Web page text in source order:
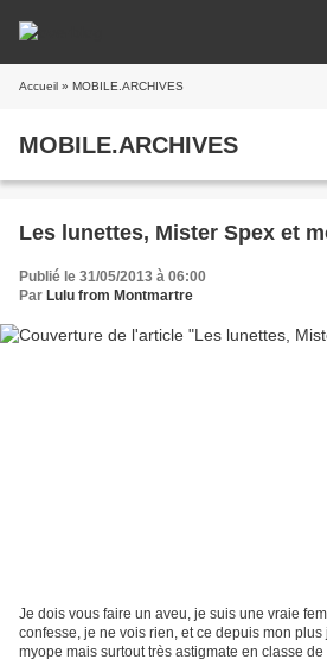
Accueil » MOBILE.ARCHIVES
MOBILE.ARCHIVES
Les lunettes, Mister Spex et
Publié le 31/05/2013 à 06:00
Par Lulu from Montmartre
Je dois vous faire un aveu, je suis une vraie
confesse, je ne vois rien, et ce depuis mon
myope mais surtout très astigmate en classe de